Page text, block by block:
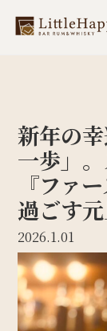
新年の
一歩」
『ファ
過ごす
2026.1.01